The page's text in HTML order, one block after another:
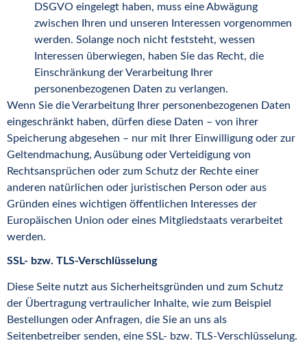
DSGVO eingelegt haben, muss eine Abwägung
zwischen Ihren und unseren Interessen vorgenommen
werden. Solange noch nicht feststeht, wessen
Interessen überwiegen, haben Sie das Recht, die
Einschränkung der Verarbeitung Ihrer
personenbezogenen Daten zu verlangen.
Wenn Sie die Verarbeitung Ihrer personenbezogenen Daten
eingeschränkt haben, dürfen diese Daten – von ihrer
Speicherung abgesehen – nur mit Ihrer Einwilligung oder zur
Geltendmachung, Ausübung oder Verteidigung von
Rechtsansprüchen oder zum Schutz der Rechte einer
anderen natürlichen oder juristischen Person oder aus
Gründen eines wichtigen öffentlichen Interesses der
Europäischen Union oder eines Mitgliedstaats verarbeitet
werden.
SSL- bzw. TLS-Verschlüsselung
Diese Seite nutzt aus Sicherheitsgründen und zum Schutz
der Übertragung vertraulicher Inhalte, wie zum Beispiel
Bestellungen oder Anfragen, die Sie an uns als
Seitenbetreiber senden, eine SSL- bzw. TLS-Verschlüsselung.